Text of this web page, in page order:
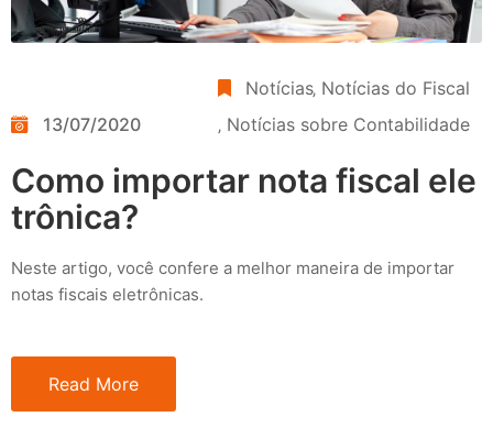
13/07/2020
Notícias‚ Notícias do Fiscal
‚ Notícias sobre Contabilidade
Como importar nota fiscal ele
trônica?
Neste artigo, você confere a melhor maneira de importar
notas fiscais eletrônicas.
Read More